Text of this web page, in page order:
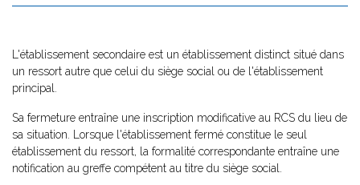
L'établissement secondaire est un établissement distinct situé dans
un ressort autre que celui du siège social ou de l'établissement
principal.
Sa fermeture entraîne une inscription modificative au RCS du lieu de
sa situation. Lorsque l'établissement fermé constitue le seul
établissement du ressort, la formalité correspondante entraîne une
notification au greffe compétent au titre du siège social.